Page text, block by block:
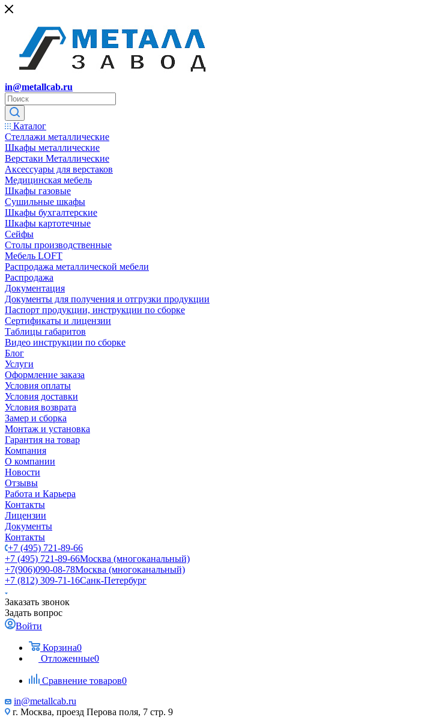
in@metallcab.ru
Каталог
Стеллажи металлические
Шкафы металлические
Верстаки Металлические
Аксессуары для верстаков
Медицинская мебель
Шкафы газовые
Сушильные шкафы
Шкафы бухгалтерские
Шкафы картотечные
Сейфы
Столы производственные
Мебель LOFT
Распродажа металлической мебели
Распродажа
Документация
Документы для получения и отгрузки продукции
Паспорт продукции, инструкции по сборке
Сертификаты и лицензии
Таблицы габаритов
Видео инструкции по сборке
Блог
Услуги
Оформление заказа
Условия оплаты
Условия доставки
Условия возврата
Замер и сборка
Монтаж и установка
Гарантия на товар
Компания
О компании
Новости
Отзывы
Работа и Карьера
Контакты
Лицензии
Документы
Контакты
+7 (495) 721-89-66
+7 (495) 721-89-66Москва (многоканальный)
+7(906)090-08-78Москва (многоканальный)
+7 (812) 309-71-16Санк-Петербург
Заказать звонок
Задать вопрос
Войти
Корзина0
Отложенные0
Сравнение товаров0
in@metallcab.ru
г. Москва, проезд Перова поля, 7 стр. 9